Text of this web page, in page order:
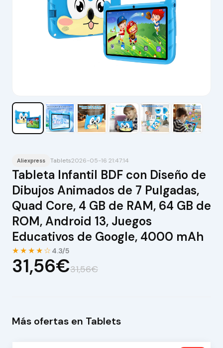
Aliexpress Tablets2026-05-16 21:47:14
Tableta Infantil BDF con Diseño de
Dibujos Animados de 7 Pulgadas,
Quad Core, 4 GB de RAM, 64 GB de
ROM, Android 13, Juegos
Educativos de Google, 4000 mAh
★★★★☆ 4.3/5
31,56€31,56€
Más ofertas en Tablets